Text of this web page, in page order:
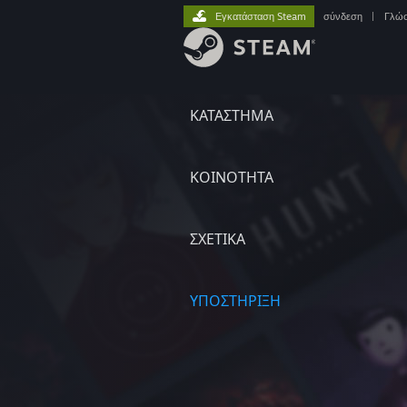
ΚΑΤΑΣΤΗΜΑ
ΚΟΙΝΟΤΗΤΑ
ΣΧΕΤΙΚΆ
ΥΠΟΣΤΗΡΙΞΗ
Εγκατάσταση Steam σύνδεση